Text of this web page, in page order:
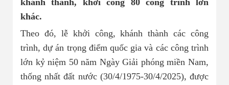
Căn hộ La Pura
Nhà đất bán 02
Nhà đất bán 03
khánh thành, khởi công 80 công trình lớn
khác.
Theo đó, lễ khởi công, khánh thành các công
trình, dự án trọng điểm quốc gia và các công trình
lớn kỷ niệm 50 năm Ngày Giải phóng miền Nam,
thống nhất đất nước (30/4/1975-30/4/2025), được